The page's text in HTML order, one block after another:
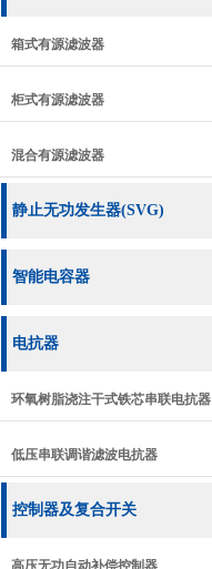
箱式有源滤波器
柜式有源滤波器
混合有源滤波器
静止无功发生器(SVG)
智能电容器
电抗器
环氧树脂浇注干式铁芯串联电抗器
低压串联调谐滤波电抗器
控制器及复合开关
高压无功自动补偿控制器